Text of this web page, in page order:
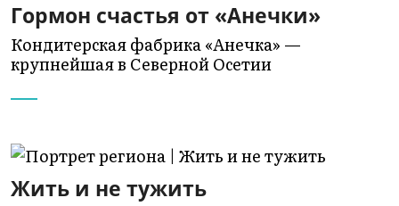
Гормон счастья от «Анечки»
Кондитерская фабрика «Анечка» —
крупнейшая в Северной Осетии
Жить и не тужить